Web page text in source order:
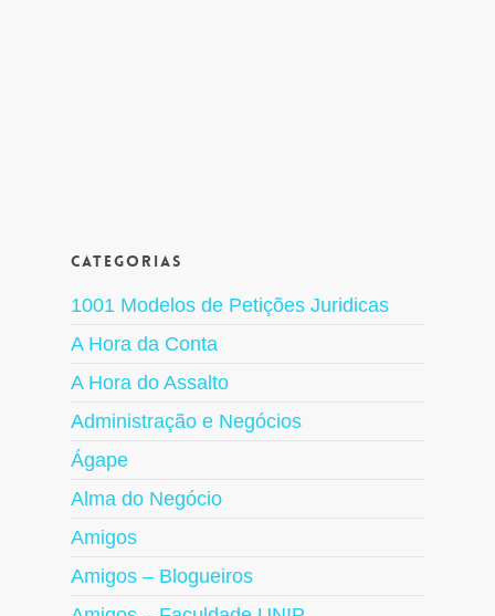
Categorias
1001 Modelos de Petições Juridicas
A Hora da Conta
A Hora do Assalto
Administração e Negócios
Ágape
Alma do Negócio
Amigos
Amigos – Blogueiros